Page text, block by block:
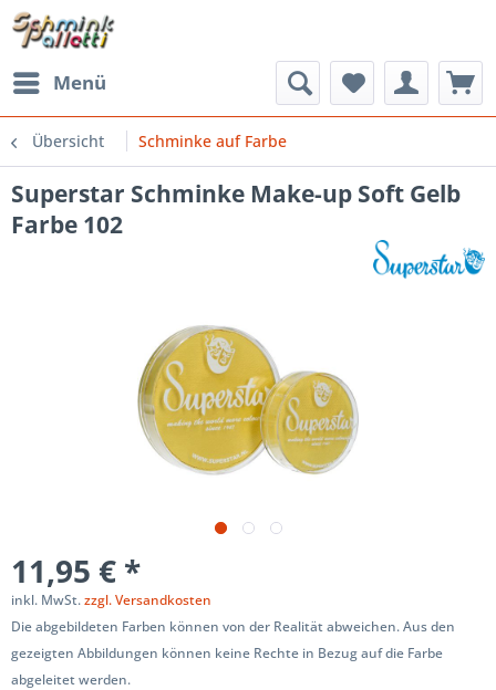
Menü
Übersicht Schminke auf Farbe
Superstar Schminke Make-up Soft Gelb
Farbe 102
11,95 € *
inkl. MwSt.zzgl. Versandkosten
Die abgebildeten Farben können von der Realität abweichen. Aus den
gezeigten Abbildungen können keine Rechte in Bezug auf die Farbe
abgeleitet werden.